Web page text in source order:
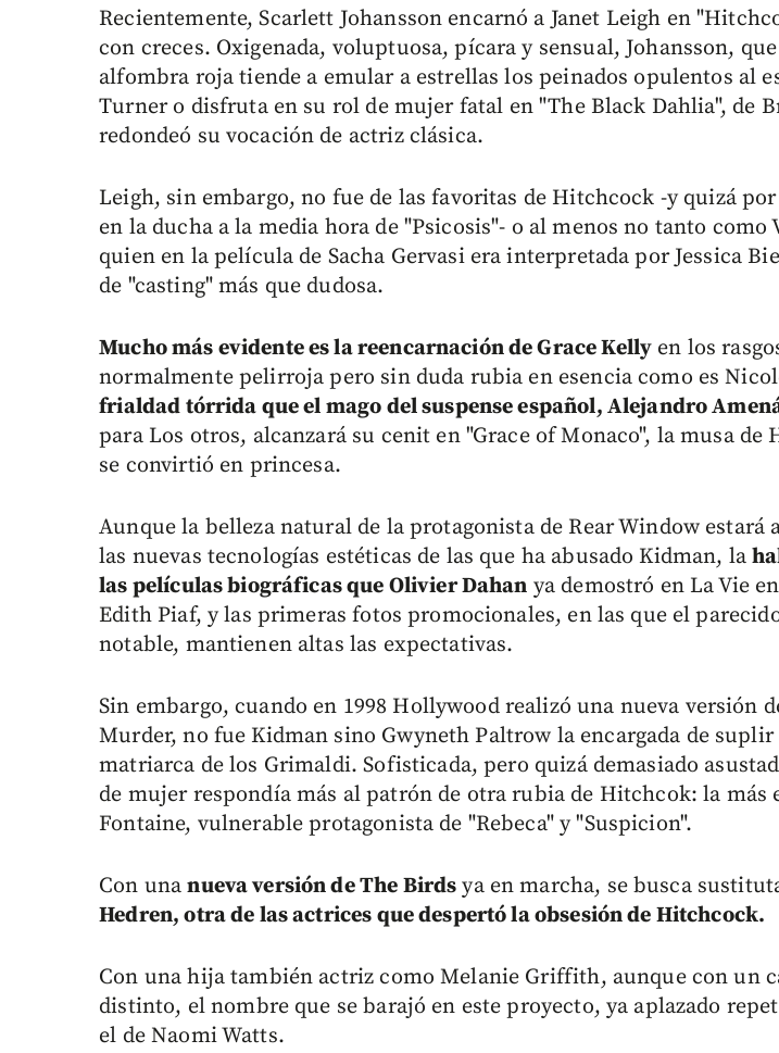
Recientemente, Scarlett Johansson encarnó a Janet Leigh en
con creces. Oxigenada, voluptuosa, pícara y sensual, Johansson,
alfombra roja tiende a emular a estrellas los peinados opulentos al
Turner o disfruta en su rol de mujer fatal en "The Black Dahlia", de
redondeó su vocación de actriz clásica.
Leigh, sin embargo, no fue de las favoritas de Hitchcock -y quizá por
en la ducha a la media hora de "Psicosis"- o al menos no tanto como
quien en la película de Sacha Gervasi era interpretada por Jessica
de "casting" más que dudosa.
Mucho más evidente es la reencarnación de Grace Kelly en los
normalmente pelirroja pero sin duda rubia en esencia como es
frialdad tórrida que el mago del suspense español, Alejandro
para Los otros, alcanzará su cenit en "Grace of Monaco", la musa de
se convirtió en princesa.
Aunque la belleza natural de la protagonista de Rear Window estará
las nuevas tecnologías estéticas de las que ha abusado Kidman, la
las películas biográficas que Olivier Dahan ya demostró en La Vie
Edith Piaf, y las primeras fotos promocionales, en las que el
notable, mantienen altas las expectativas.
Sin embargo, cuando en 1998 Hollywood realizó una nueva versión
Murder, no fue Kidman sino Gwyneth Paltrow la encargada de suplir
matriarca de los Grimaldi. Sofisticada, pero quizá demasiado
de mujer respondía más al patrón de otra rubia de Hitchcok: la más
Fontaine, vulnerable protagonista de "Rebeca" y "Suspicion".
Con unanueva versión de The Birds ya en marcha, se busca
Hedren, otra de las actrices que despertó la obsesión de Hitchcock.
Con una hija también actriz como Melanie Griffith, aunque con un
distinto, el nombre que se barajó en este proyecto, ya aplazado
el de Naomi Watts.